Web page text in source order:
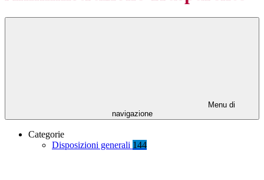
Menu di
navigazione
Categorie
Disposizioni generali 144